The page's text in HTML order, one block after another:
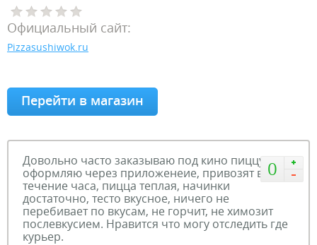
Официальный сайт:
Pizzasushiwok.ru
Перейти в магазин
0
Довольно часто заказываю под кино пиццу,
оформляю через приложенеие, привозят в
течение часа, пицца теплая, начинки
достаточно, тесто вкусное, ничего не
перебивает по вкусам, не горчит, не химозит
послевкусием. Нравится что могу отследить где
курьер.